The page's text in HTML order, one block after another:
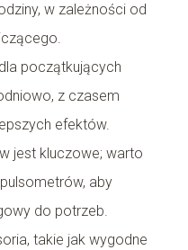
w zależności od
początkujących
z czasem
efektów.
jest kluczowe; warto
aby
do potrzeb.
takie jak wygodne